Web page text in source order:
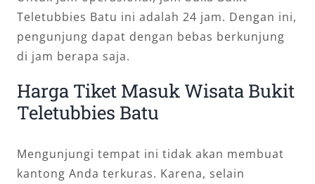
Teletubbies Batu ini adalah 24 jam. Dengan ini,
pengunjung dapat dengan bebas berkunjung
di jam berapa saja.
Harga Tiket Masuk Wisata Bukit
Teletubbies Batu
Mengunjungi tempat ini tidak akan membuat
kantong Anda terkuras. Karena, selain